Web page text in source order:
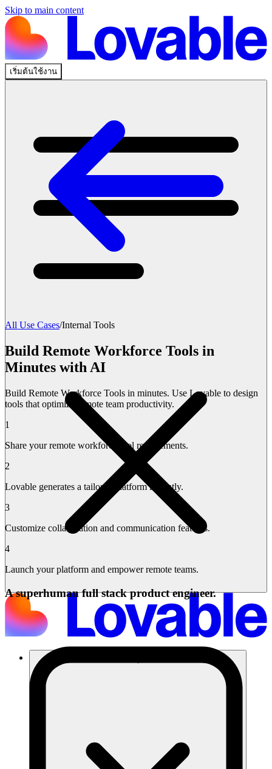
Skip to main content
เริ่มต้นใช้งาน
All Use Cases/Internal Tools
Build Remote Workforce Tools in
Minutes with AI
Build Remote Workforce Tools in minutes. Use Lovable to design
tools that optimize remote team productivity.
1
Share your remote workforce tool requirements.
2
Lovable generates a tailored platform instantly.
3
Customize collaboration and communication features.
4
Launch your platform and empower remote teams.
A superhuman full stack product engineer.